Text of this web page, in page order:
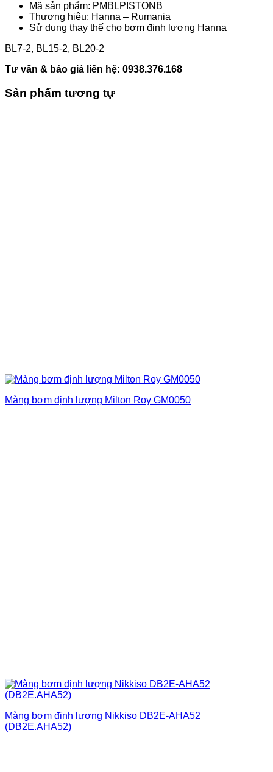
Mã sản phẩm: PMBLPISTONB
Thương hiệu: Hanna – Rumania
Sử dụng thay thế cho bơm định lượng Hanna
BL7-2, BL15-2, BL20-2
Tư vấn & báo giá liên hệ: 0938.376.168
Sản phẩm tương tự
Màng bơm định lượng Milton Roy GM0050
Màng bơm định lượng Nikkiso DB2E-AHA52
(DB2E.AHA52)